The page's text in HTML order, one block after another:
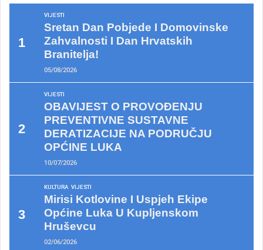
VIJESTI
Sretan Dan Pobjede I Domovinske
Zahvalnosti I Dan Hrvatskih
Branitelja!
05/08/2026
VIJESTI
OBAVIJEST O PROVOĐENJU
PREVENTIVNE SUSTAVNE
DERATIZACIJE NA PODRUČJU
OPĆINE LUKA
10/07/2026
KULTURA VIJESTI
Mirisi Kotlovine I Uspjeh Ekipe
Općine Luka U Kupljenskom
Hruševcu
02/06/2026